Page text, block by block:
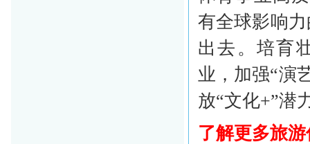
有全球影响
出去。培育
业，加强“演
放“文化+”潜
了解更多旅